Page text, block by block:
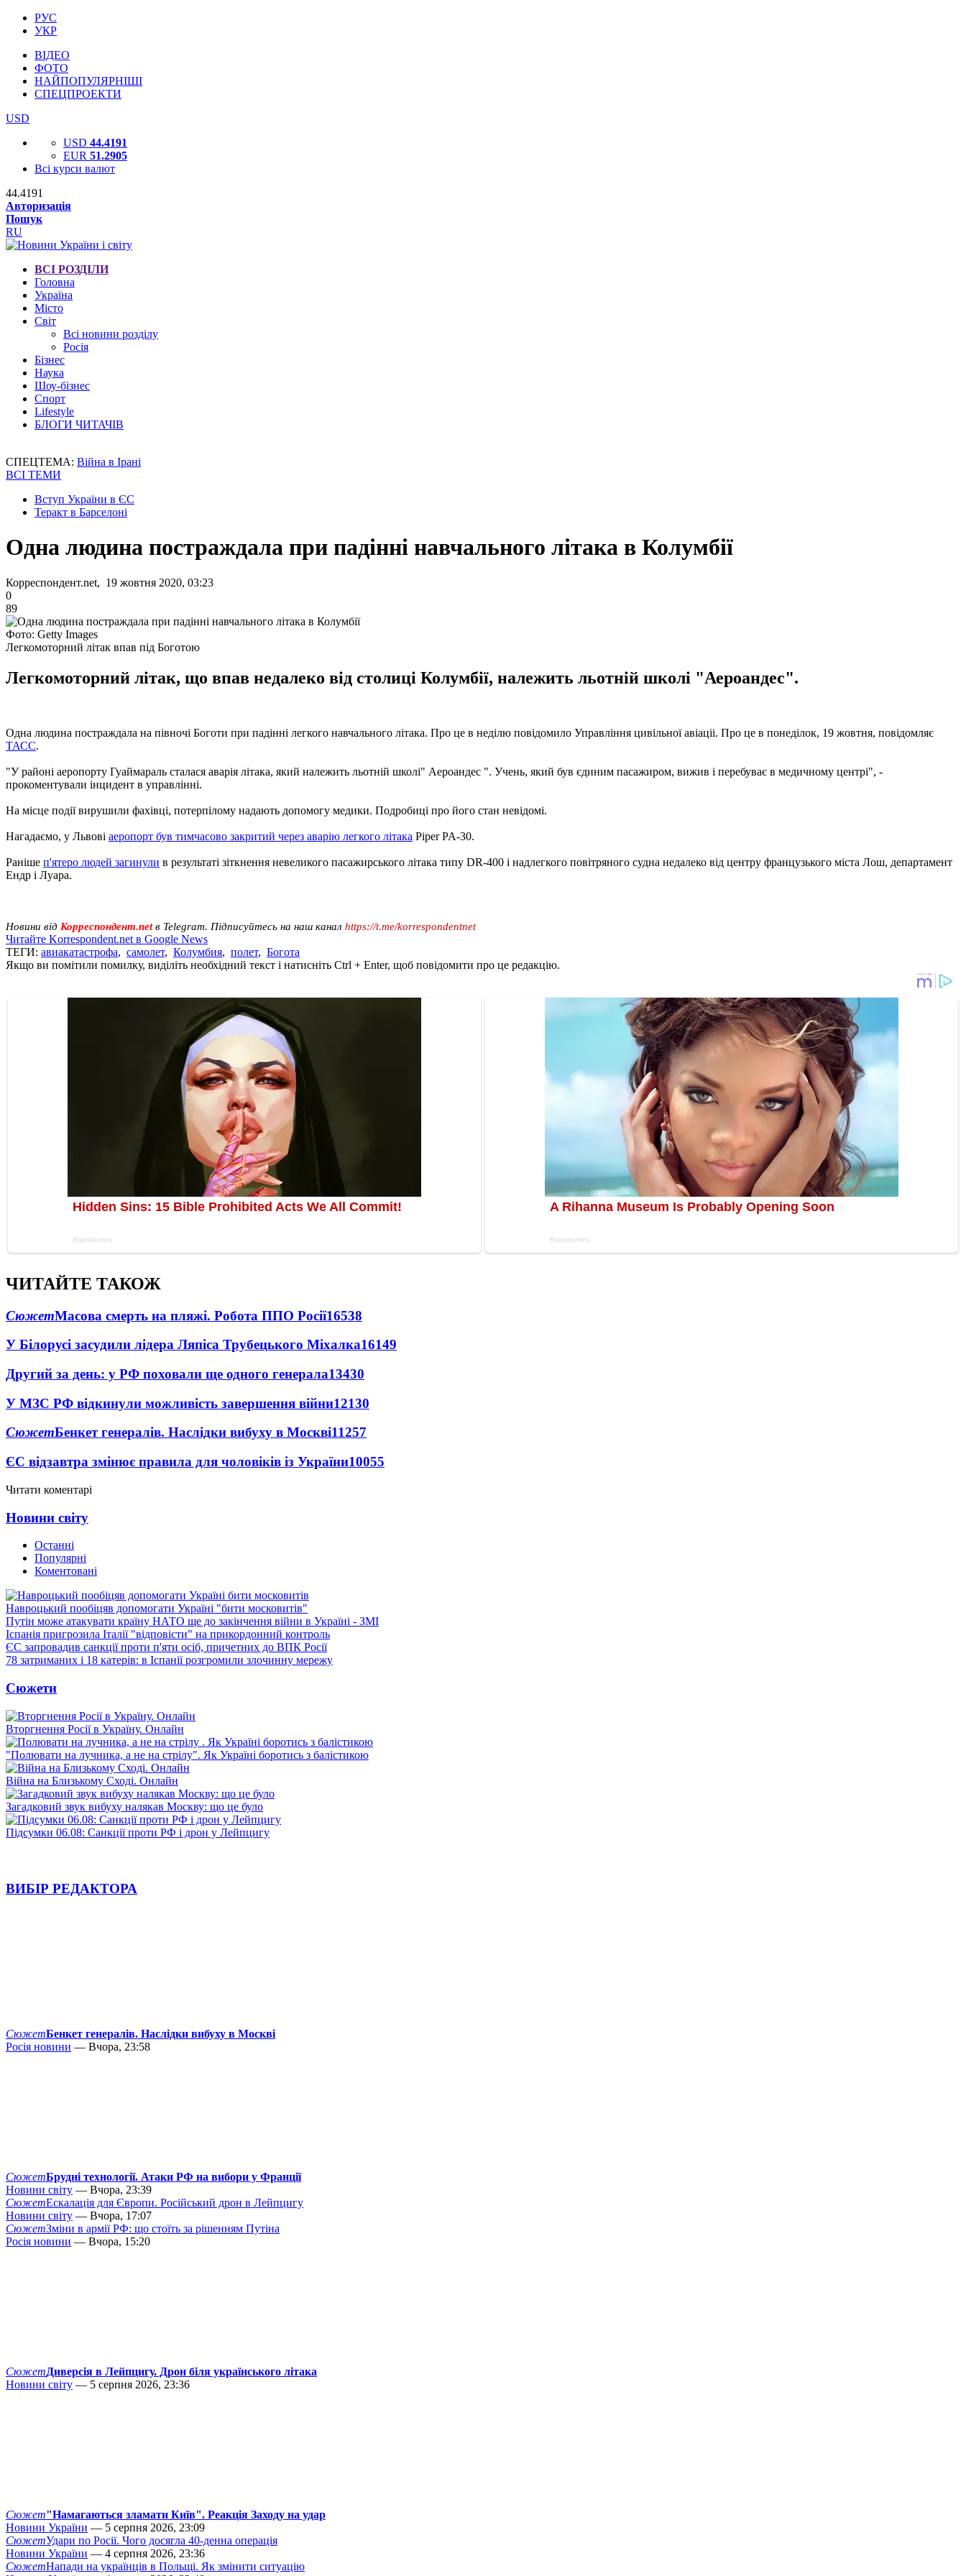
РУС
УКР
ВІДЕО
ФОТО
НАЙПОПУЛЯРНІШІ
СПЕЦПРОЕКТИ
USD
USD 44.4191
EUR 51.2905
Всі курси валют
44.4191
Авторизація
Пошук
RU
ВСІ РОЗДІЛИ
Головна
Україна
Місто
Світ
Всі новини розділу
Росія
Бізнес
Наука
Шоу-бізнес
Спорт
Lifestyle
БЛОГИ ЧИТАЧІВ
СПЕЦТЕМА: Війна в Ірані
ВСІ ТЕМИ
Вступ України в ЄС
Теракт в Барселоні
Одна людина постраждала при падінні навчального літака в Колумбії
Корреспондент.net, 19 жовтня 2020, 03:23
0
89
Фото: Getty Images
Легкомоторний літак впав під Боготою
Легкомоторний літак, що впав недалеко від столиці Колумбії, належить льотній школі "Аероандес".
Одна людина постраждала на півночі Боготи при падінні легкого навчального літака. Про це в неділю повідомило Управління цивільної авіаціі. Про це в понеділок, 19 жовтня, повідомляє
ТАСС.
"У районі аеропорту Гуаймараль сталася аварія літака, який належить льотній школі" Аероандес ". Учень, який був єдиним пасажиром, вижив і перебуває в медичному центрі", -
прокоментували інцидент в управлінні.
На місце події вирушили фахівці, потерпілому надають допомогу медики. Подробиці про його стан невідомі.
Нагадаємо, у Львові аеропорт був тимчасово закритий через аварію легкого літака Piper PA-30.
Раніше п'ятеро людей загинули в результаті зіткнення невеликого пасажирського літака типу DR-400 і надлегкого повітряного судна недалеко від центру французького міста Лош, департамент
Ендр і Луара.
Новини від Корреспондент.netв Telegram. Підписуйтесь на наш канал https://t.me/korrespondentnet
Читайте Korrespondent.net в Google News
ТЕГИ: авиакатастрофа, самолет, Колумбия, полет, Богота
Якщо ви помітили помилку, виділіть необхідний текст і натисніть Ctrl + Enter, щоб повідомити про це редакцію.
ЧИТАЙТЕ ТАКОЖ
СюжетМасова смерть на пляжі. Робота ППО Росії16538
У Білорусі засудили лідера Ляпіса Трубецького Міхалка16149
Другий за день: у РФ поховали ще одного генерала13430
У МЗС РФ відкинули можливість завершення війни12130
СюжетБенкет генералів. Наслідки вибуху в Москві11257
ЄС відзавтра змінює правила для чоловіків із України10055
Читати коментарі
Новини світу
Останні
Популярні
Коментовані
Навроцький пообіцяв допомогати Україні "бити московитів"
Путін може атакувати країну НАТО ще до закінчення війни в Україні - ЗМІ
Іспанія пригрозила Італії "відповісти" на прикордонний контроль
ЄС запровадив санкції проти п'яти осіб, причетних до ВПК Росії
78 затриманих і 18 катерів: в Іспанії розгромили злочинну мережу
Сюжети
Вторгнення Росії в Україну. Онлайн
"Полювати на лучника, а не на стрілу". Як Україні боротись з балістикою
Війна на Близькому Сході. Онлайн
Загадковий звук вибуху налякав Москву: що це було
Підсумки 06.08: Санкції проти РФ і дрон у Лейпцигу
ВИБІР РЕДАКТОРА
СюжетБенкет генералів. Наслідки вибуху в Москві
Росія новини — Вчора, 23:58
СюжетБрудні технології. Атаки РФ на вибори у Франції
Новини світу — Вчора, 23:39
СюжетЕскалація для Європи. Російський дрон в Лейпцигу
Новини світу — Вчора, 17:07
СюжетЗміни в армії РФ: що стоїть за рішенням Путіна
Росія новини — Вчора, 15:20
СюжетДиверсія в Лейпцигу. Дрон біля українського літака
Новини світу — 5 серпня 2026, 23:36
Сюжет"Намагаються зламати Київ". Реакція Заходу на удар
Новини України — 5 серпня 2026, 23:09
СюжетУдари по Росії. Чого досягла 40-денна операція
Новини України — 4 серпня 2026, 23:36
СюжетНапади на українців в Польщі. Як змінити ситуацію